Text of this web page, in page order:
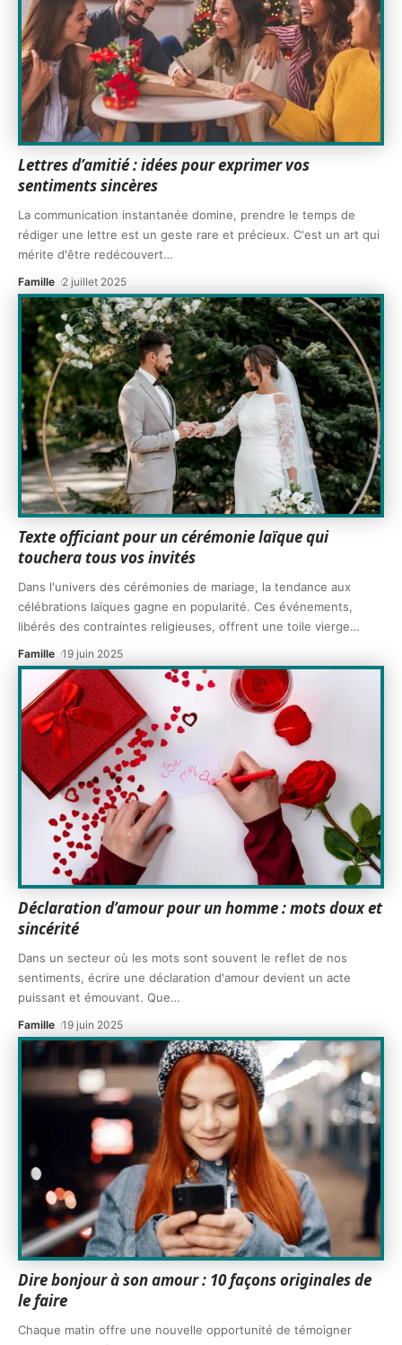
Lettres d’amitié : idées pour exprimer vos
sentiments sincères
La communication instantanée domine, prendre le temps de
rédiger une lettre est un geste rare et précieux. C'est un art qui
mérite d'être redécouvert…
Famille 2 juillet 2025
Texte officiant pour un cérémonie laïque qui
touchera tous vos invités
Dans l'univers des cérémonies de mariage, la tendance aux
célébrations laïques gagne en popularité. Ces événements,
libérés des contraintes religieuses, offrent une toile vierge…
Famille 19 juin 2025
Déclaration d’amour pour un homme : mots doux et
sincérité
Dans un secteur où les mots sont souvent le reflet de nos
sentiments, écrire une déclaration d'amour devient un acte
puissant et émouvant. Que…
Famille 19 juin 2025
Dire bonjour à son amour : 10 façons originales de
le faire
Chaque matin offre une nouvelle opportunité de témoigner